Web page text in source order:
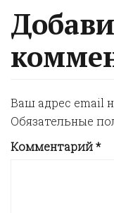
s
t
n
a
Ваш адрес email
Обязательные
Комментарий*